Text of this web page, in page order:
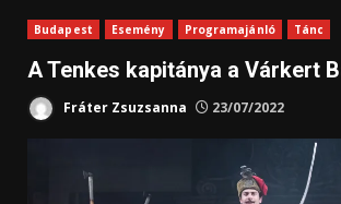
Budapest Esemény Programajánló Tánc
A Tenkes kapitánya a Várkert
Fráter Zsuzsanna 23/07/2022